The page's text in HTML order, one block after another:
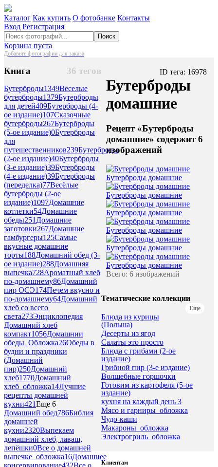
Каталог Как купить О фотобанке Контакты
Вход Регистрация
Поиск
Корзина пуста
Добавьте фотографии для заказа
36 тегов
Книга
Бутерброды1349Веселые
бутерброды1379Бутерброды
для детей409Бутерброды (4-
ое издание)107Сказочные
бутерброды267Бутерброды
(5-ое издание)0Бутерброды
для
путешественников239Бутерброды
(2-ое издание)40Бутерброды
(3-е издание)39Бутерброды
(4-е издание)39Бутерброды
(переделка)77Весёлые
бутерброды (2-ое
издание)1097Домашние
котлетки54Домашние
обеды251Домашние
заготовки267Домашние
гамбургеры125Самые
вкусные домашние
торты188Домашний обед (3-
ое издание)288Домашняя
выпечка728Ароматный хлеб
по-домашнему86Домашний
пир ОСЭ174Печем вкусно и
по-домашнему64Домашний
хлеб со всего
света273Энциклопедия
Домашний хлеб
компакт1056Домашнии
обеды_Обложка26Обеды в
будни и праздники
(Домашний
пир)250Домашний
хлеб1770Домашний
хлеб_обложка14Лучшие
рецепты домашней
кухни421Еще 6
Домашний обед786Библия
домашней
кухни2320Выпекаем
домашний хлеб, лаваш,
лепёшки0Все о домашней
выпечке_обложка16Домашнее
ID тега: 16978
Бутерброды
домашние
Рецепт «Бутерброды
домашние» содержит 6
изображений
Бутерброды домашние
Бутерброды домашние
Бутерброды домашние
Бутерброды домашние
Бутерброды домашние
Бутерброды домашние
Всего: 6 изображений
Тематические коллекции
Еще
Блюда из курицы
(Польша)
Десерты из ягод
Салаты это просто
Блюда с грибами (2-ое
издание)
Грибной пир (3-е издание)
Волшебные горшочки
Готовим из картофеля (5-ое
издание)
кухня на каждый день 3
Мясо и гарниры_обложка
Чудо-каши
Макароны_обложка
Электрогриль_обложка
Клиентам